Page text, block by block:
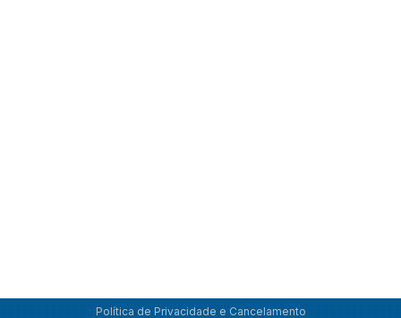
Política de Privacidade e Cancelamento